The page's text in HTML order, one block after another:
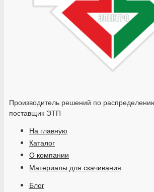
Производитель решений по
поставщик ЭТП
На главную
Каталог
О компании
Материалы для скачивания
Блог